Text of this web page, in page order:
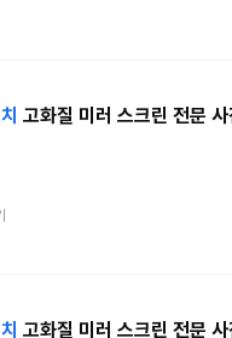
고화질 미러 스크린 전문
고화질 미러 스크린 전문